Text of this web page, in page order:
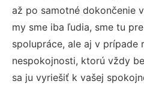
až po samotné dokončenie
my sme iba ľudia, sme tu
spolupráce, ale aj v prípade
nespokojnosti, ktorú vždy
sa ju vyriešiť k vašej